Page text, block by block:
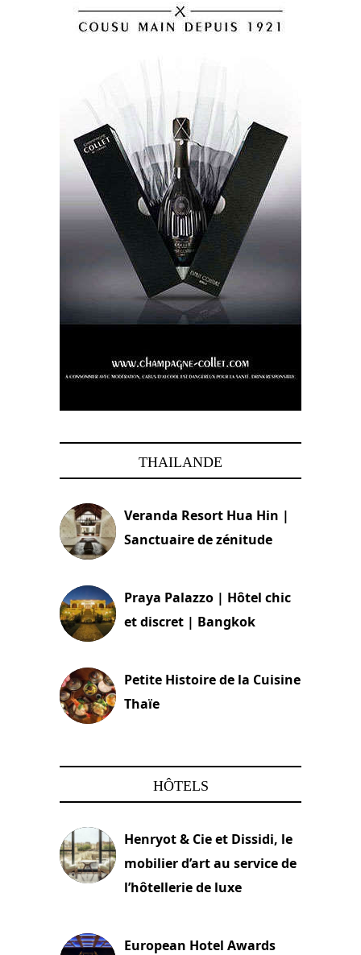
THAILANDE
Veranda Resort Hua Hin |
Sanctuaire de zénitude
Praya Palazzo | Hôtel chic
et discret | Bangkok
Petite Histoire de la Cuisine
Thaïe
HÔTELS
Henryot & Cie et Dissidi, le
mobilier d’art au service de
l’hôtellerie de luxe
European Hotel Awards